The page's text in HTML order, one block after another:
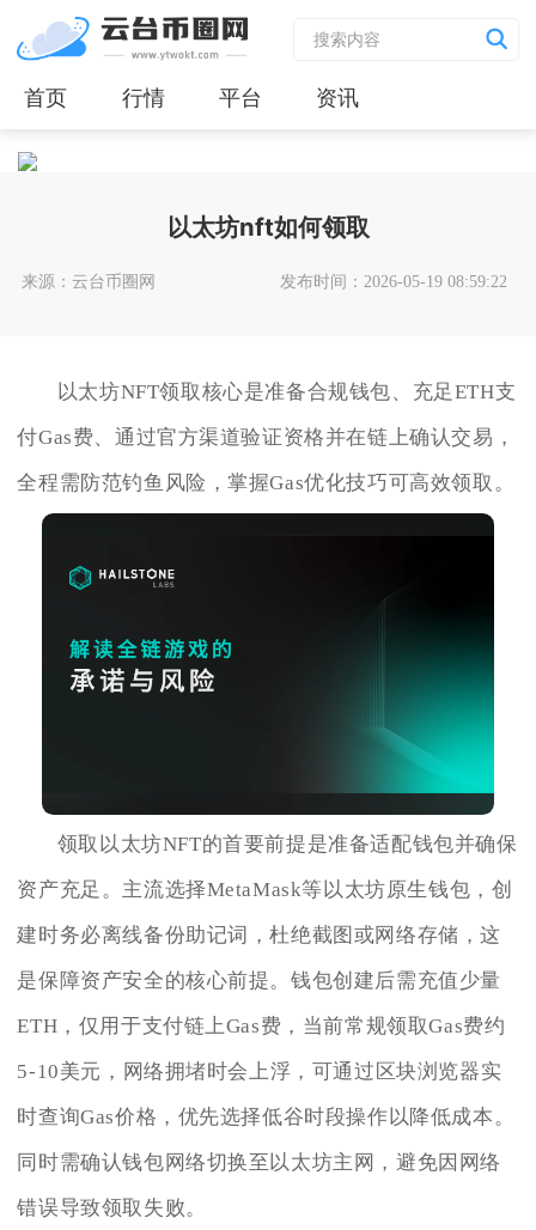
首页 行情 平台 资讯
以太坊nft如何领取
来源：云台币圈网 发布时间：2026-05-19 08:59:22
以太坊NFT领取核心是准备合规钱包、充足ETH支
付Gas费、通过官方渠道验证资格并在链上确认交易，
全程需防范钓鱼风险，掌握Gas优化技巧可高效领取。
领取以太坊NFT的首要前提是准备适配钱包并确保
资产充足。主流选择MetaMask等以太坊原生钱包，创
建时务必离线备份助记词，杜绝截图或网络存储，这
是保障资产安全的核心前提。钱包创建后需充值少量
ETH，仅用于支付链上Gas费，当前常规领取Gas费约
5-10美元，网络拥堵时会上浮，可通过区块浏览器实
时查询Gas价格，优先选择低谷时段操作以降低成本。
同时需确认钱包网络切换至以太坊主网，避免因网络
错误导致领取失败。